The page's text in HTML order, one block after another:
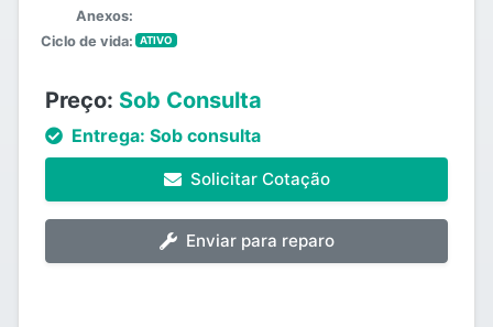
Anexos:
Ciclo de vida:
ATIVO
Preço: Sob Consulta
Entrega: Sob consulta
Solicitar Cotação
Enviar para reparo